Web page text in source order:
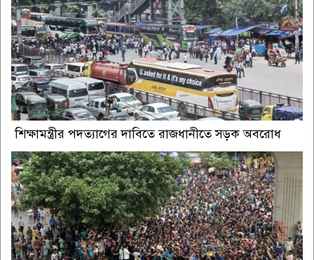
শিক্ষামন্ত্রীর পদত্যাগের দাবিতে রাজধানীতে সড়ক অবরোধ